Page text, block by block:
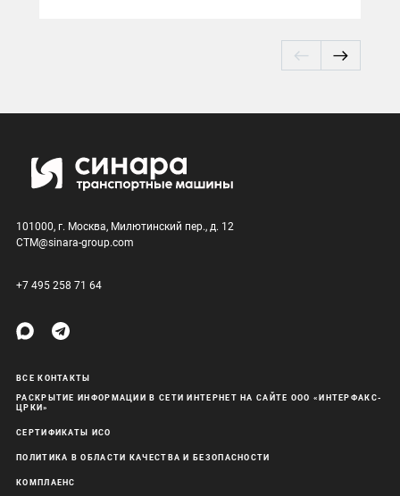
101000, г. Москва, Милютинский пер., д. 12
CTM@sinara-group.com
+7 495 258 71 64
ВСЕ КОНТАКТЫ
РАСКРЫТИЕ ИНФОРМАЦИИ В СЕТИ ИНТЕРНЕТ НА САЙТЕ ООО «ИНТЕРФАКС-
ЦРКИ»
СЕРТИФИКАТЫ ИСО
ПОЛИТИКА В ОБЛАСТИ КАЧЕСТВА И БЕЗОПАСНОСТИ
КОМПЛАЕНС